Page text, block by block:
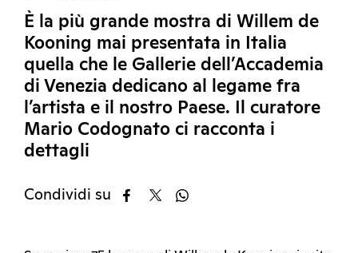
È la più grande mostra di Willem de
Kooning mai presentata in Italia
quella che le Gallerie dell’Accademia
di Venezia dedicano al legame fra
l’artista e il nostro Paese. Il curatore
Mario Codognato ci racconta i
dettagli
Condividi su